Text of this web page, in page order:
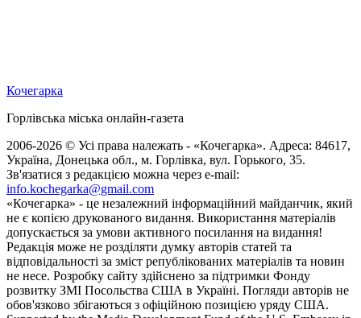
Кочегарка
Горлівська міська онлайн-газета
2006-2026 © Усі права належать - «Кочегарка». Адреса: 84617,
Україна, Донецька обл., м. Горлівка, вул. Горького, 35.
Зв'язатися з редакцією можна через e-mail:
info.kochegarka@gmail.com
«Кочегарка» - це незалежний інформаційний майданчик, який
не є копією друкованого видання. Використання матеріалів
допускається за умови активного посилання на видання!
Редакція може не розділяти думку авторів статей та
відповідальності за зміст републікованих матеріалів та новин
не несе. Розробку сайту здійснено за підтримки Фонду
розвитку ЗМІ Посольства США в Україні. Погляди авторів не
обов'язково збігаються з офіційною позицією уряду США.